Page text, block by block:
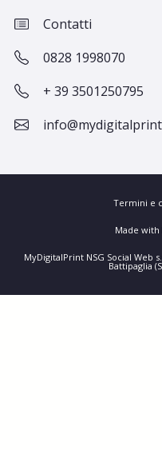
Contatti
0828 1998070
+ 39 3501250795
Termini e
Made
MyDigitalPrint NSG Social Web
Battipaglia